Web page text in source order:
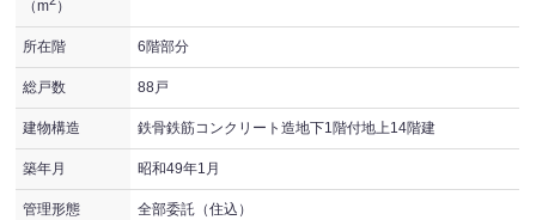
（m ）
所在階 6階部分
総戸数 88戸
建物構造 鉄骨鉄筋コンクリート造地下1階付地上14階建
築年月 昭和49年1月
管理形態 全部委託（住込）